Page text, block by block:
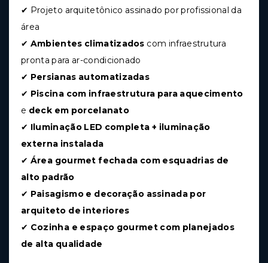
✔ Projeto arquitetônico assinado por profissional da
área
✔ Ambientes climatizados com infraestrutura
pronta para ar-condicionado
✔ Persianas automatizadas
✔ Piscina com infraestrutura para aquecimento
e deck em porcelanato
✔ Iluminação LED completa + iluminação
externa instalada
✔ Área gourmet fechada com esquadrias de
alto padrão
✔ Paisagismo e decoração assinada por
arquiteto de interiores
✔ Cozinha e espaço gourmet com planejados
de alta qualidade